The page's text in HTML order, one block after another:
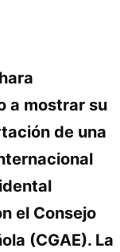
a mostrar su
de una
el Consejo
(CGAE). La